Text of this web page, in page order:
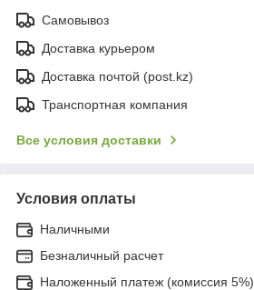
Самовывоз
Доставка курьером
Доставка почтой (post.kz)
Транспортная компания
Все условия доставки
Условия оплаты
Наличными
Безналичный расчет
Наложенный платеж (комиссия 5%)